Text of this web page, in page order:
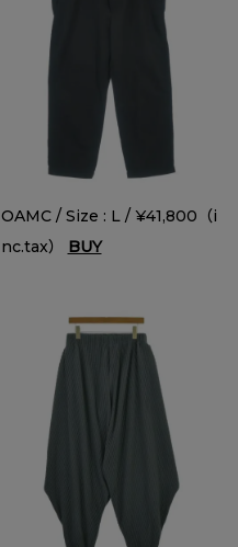
OAMC / Size : L / ¥41,800（i
nc.tax） BUY